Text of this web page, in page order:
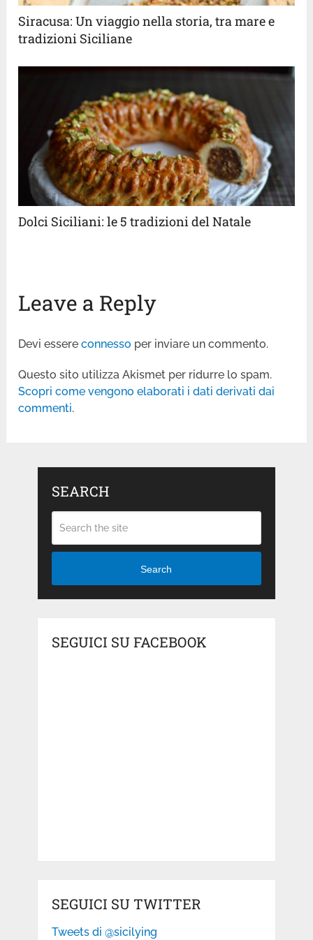
Siracusa: Un viaggio nella storia, tra mare e
tradizioni Siciliane
Dolci Siciliani: le 5 tradizioni del Natale
Leave a Reply
Devi essereconnesso per inviare un commento.
Questo sito utilizza Akismet per ridurre lo spam.
Scopri come vengono elaborati i dati derivati dai
commenti.
SEARCH
Search
SEGUICI SU FACEBOOK
SEGUICI SU TWITTER
Tweets di @sicilying